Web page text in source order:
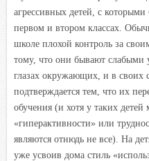
агрессивных детей, с которыми
первом и втором классах.
школе плохой контроль за
тому, что они бывают
глазах окружающих, и в своих
подтверждается тем, что их
обучения (и хотя у таких
«гиперактивности» или
являются отнюдь не все). На
уже усвоив дома стиль